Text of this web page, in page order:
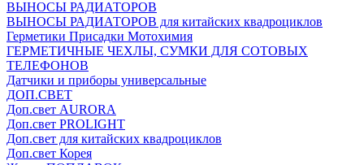
ВЫНОСЫ РАДИАТОРОВ
ВЫНОСЫ РАДИАТОРОВ для китайских квадроциклов
Герметики Присадки Мотохимия
ГЕРМЕТИЧНЫЕ ЧЕХЛЫ, СУМКИ ДЛЯ СОТОВЫХ
ТЕЛЕФОНОВ
Датчики и приборы универсальные
ДОП.СВЕТ
Доп.свет AURORA
Доп.свет PROLIGHT
Доп.свет для китайских квадроциклов
Доп.свет Корея